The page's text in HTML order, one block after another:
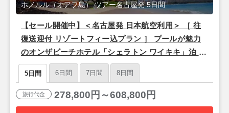
【セール開催中】＜名古屋発 日本航空利用＞ ［ 往
復送迎付 リゾートフィー込プラン ］ プールが魅力
のオンザビーチホテル「シェラトン ワイキキ」泊 3
泊5日間
ホノルル（オアフ島） ツアー名古屋発 5日間
5日間 6日間 7日間 8日間
旅行代金 278,800円～608,800円